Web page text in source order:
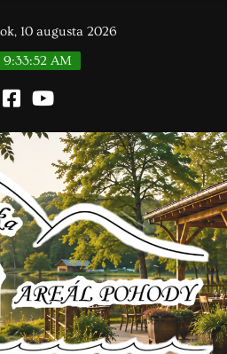
10 augusta 2026
9:33:52 AM